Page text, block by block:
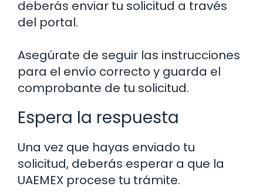
deberás enviar tu solicitud a través
del portal.
Asegúrate de seguir las instrucciones
para el envío correcto y guarda el
comprobante de tu solicitud.
Espera la respuesta
Una vez que hayas enviado tu
solicitud, deberás esperar a que la
UAEMEX procese tu trámite.